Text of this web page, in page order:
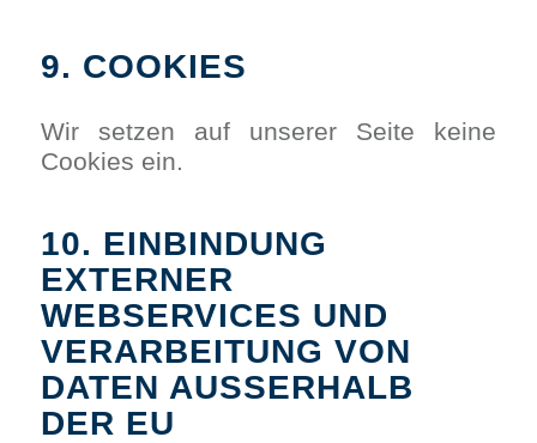
9. COOKIES
Wir setzen auf unserer Seite keine
Cookies ein.
10. EINBINDUNG
EXTERNER
WEBSERVICES UND
VERARBEITUNG VON
DATEN AUSSERHALB
DER EU